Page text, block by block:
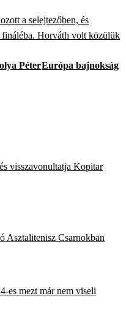
a selejtezőben, és
Horváth volt közülük
PéterEurópa bajnokság
visszavonultatja Kopitar
Csarnokban
es mezt már nem viseli